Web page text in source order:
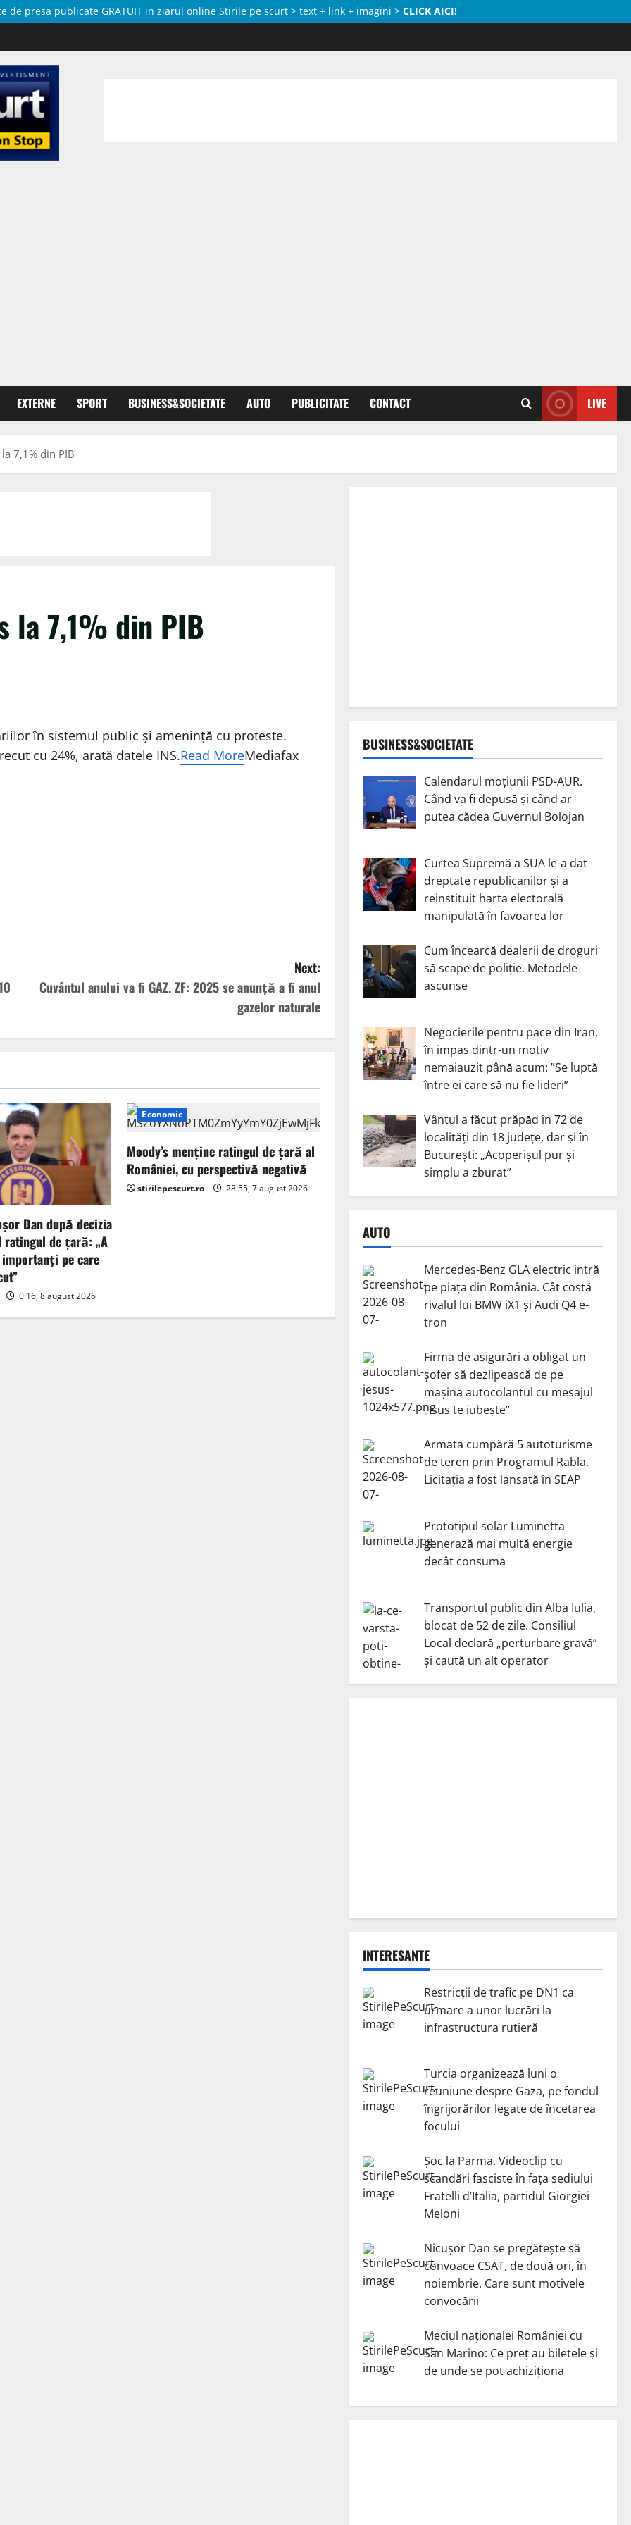
de presa publicate GRATUIT in ziarul online Stirile pe scurt > text + link + imagini > CLICK AICI!
EXTERNE SPORT BUSINESS&SOCIETATE AUTO PUBLICITATE CONTACT LIVE
7,1% din PIB
la 7,1% din PIB
în sistemul public şi ameninţă cu proteste.
cu 24%, arată datele INS.Read MoreMediafax
Next:
Cuvântul anului va fi GAZ. ZF: 2025 se anunţă a fi anul
gazelor naturale
Dan după decizia
ratingul de țară: „A
pe care
0:16, 8 august 2026
Economic
Moody’s menține ratingul de țară al
României, cu perspectivă negativă
stirilepescurt.ro 23:55, 7 august 2026
BUSINESS&SOCIETATE
Calendarul moțiunii PSD-AUR.
Când va fi depusă și când ar
putea cădea Guvernul Bolojan
Curtea Supremă a SUA le-a dat
dreptate republicanilor și a
reinstituit harta electorală
manipulată în favoarea lor
Cum încearcă dealerii de droguri
să scape de poliție. Metodele
ascunse
Negocierile pentru pace din Iran,
în impas dintr-un motiv
nemaiauzit până acum: ”Se luptă
între ei care să nu fie lideri”
Vântul a făcut prăpăd în 72 de
localități din 18 județe, dar și în
București: „Acoperișul pur și
simplu a zburat”
AUTO
Mercedes-Benz GLA electric intră
pe piața din România. Cât costă
rivalul lui BMW iX1 și Audi Q4 e-
tron
Firma de asigurări a obligat un
șofer să dezlipească de pe
mașină autocolantul cu mesajul
„Isus te iubește”
Armata cumpără 5 autoturisme
de teren prin Programul Rabla.
Licitația a fost lansată în SEAP
Prototipul solar Luminetta
generază mai multă energie
decât consumă
Transportul public din Alba Iulia,
blocat de 52 de zile. Consiliul
Local declară „perturbare gravă”
și caută un alt operator
INTERESANTE
Restricții de trafic pe DN1 ca
urmare a unor lucrări la
infrastructura rutieră
Turcia organizează luni o
reuniune despre Gaza, pe fondul
îngrijorărilor legate de încetarea
focului
Șoc la Parma. Videoclip cu
scandări fasciste în fața sediului
Fratelli d’Italia, partidul Giorgiei
Meloni
Nicuşor Dan se pregăteşte să
convoace CSAT, de două ori, în
noiembrie. Care sunt motivele
convocării
Meciul naționalei României cu
San Marino: Ce preț au biletele și
de unde se pot achiziționa